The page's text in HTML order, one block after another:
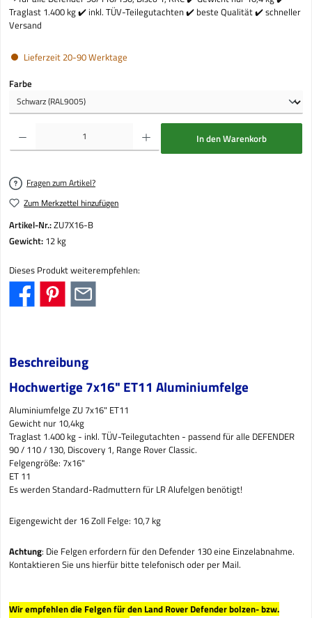
Traglast 1.400 kg ✔️ inkl. TÜV-Teilegutachten ✔️ beste Qualität ✔️ schneller
Versand
Lieferzeit 20-90 Werktage
Farbe
Produkt Anzahl: Gib den gewünschten Wert ein oder benutze die Schaltflächen um die
In den Warenkorb
Fragen zum Artikel?
Zum Merkzettel hinzufügen
Artikel-Nr.:ZU7X16-B
Gewicht: 12 kg
Dieses Produkt weiterempfehlen:
Beschreibung
Hochwertige 7x16" ET11 Aluminiumfelge
Aluminiumfelge ZU 7x16" ET11
Gewicht nur 10,4kg
Traglast 1.400 kg - inkl. TÜV-Teilegutachten - passend für alle DEFENDER
90 / 110 / 130, Discovery 1, Range Rover Classic.
Felgengröße: 7x16"
ET 11
Es werden Standard-Radmuttern für LR Alufelgen benötigt!
Eigengewicht der 16 Zoll Felge: 10,7 kg
Achtung: Die Felgen erfordern für den Defender 130 eine Einzelabnahme.
Kontaktieren Sie uns hierfür bitte telefonisch oder per Mail.
Wir empfehlen die Felgen für den Land Rover Defender bolzen- bzw.